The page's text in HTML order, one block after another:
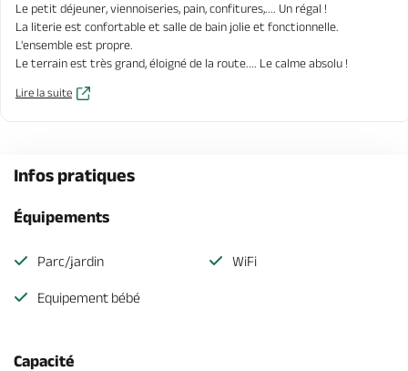
Le petit déjeuner, viennoiseries, pain, confitures,.... Un régal !
La literie est confortable et salle de bain jolie et fonctionnelle.
L'ensemble est propre.
Le terrain est très grand, éloigné de la route.... Le calme absolu !
Lire la suite
Infos pratiques
Équipements
Parc/jardin WiFi
Equipement bébé
Capacité